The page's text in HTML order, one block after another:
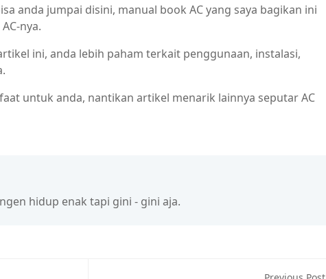
anda jumpai disini, manual book AC yang saya bagikan ini
nya.
ini, anda lebih paham terkait penggunaan, instalasi,
untuk anda, nantikan artikel menarik lainnya seputar AC
hidup enak tapi gini - gini aja.